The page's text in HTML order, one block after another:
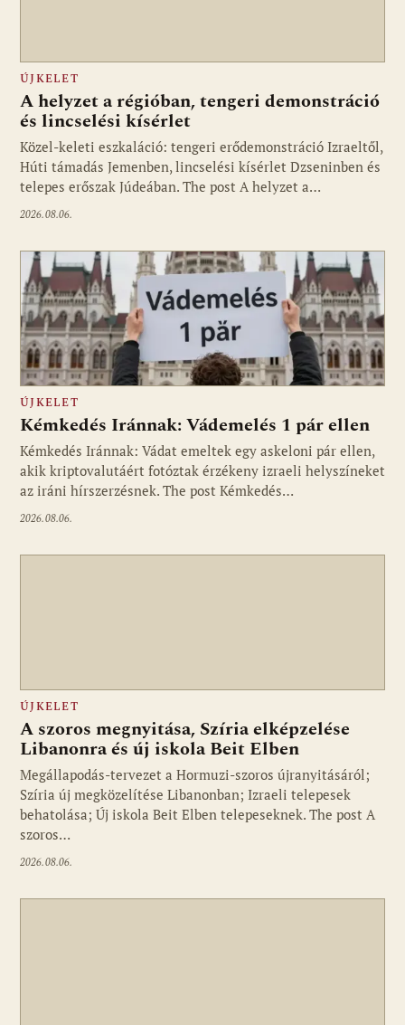
ÚJKELET
A helyzet a régióban, tengeri demonstráció
és lincselési kísérlet
Közel-keleti eszkaláció: tengeri erődemonstráció Izraeltől,
Húti támadás Jemenben, lincselési kísérlet Dzseninben és
telepes erőszak Júdeában. The post A helyzet a…
2026.08.06.
ÚJKELET
Kémkedés Iránnak: Vádemelés 1 pár ellen
Kémkedés Iránnak: Vádat emeltek egy askeloni pár ellen,
akik kriptovalutáért fotóztak érzékeny izraeli helyszíneket
az iráni hírszerzésnek. The post Kémkedés…
2026.08.06.
ÚJKELET
A szoros megnyitása, Szíria elképzelése
Libanonra és új iskola Beit Elben
Megállapodás-tervezet a Hormuzi-szoros újranyitásáról;
Szíria új megközelítése Libanonban; Izraeli telepesek
behatolása; Új iskola Beit Elben telepeseknek. The post A
szoros…
2026.08.06.